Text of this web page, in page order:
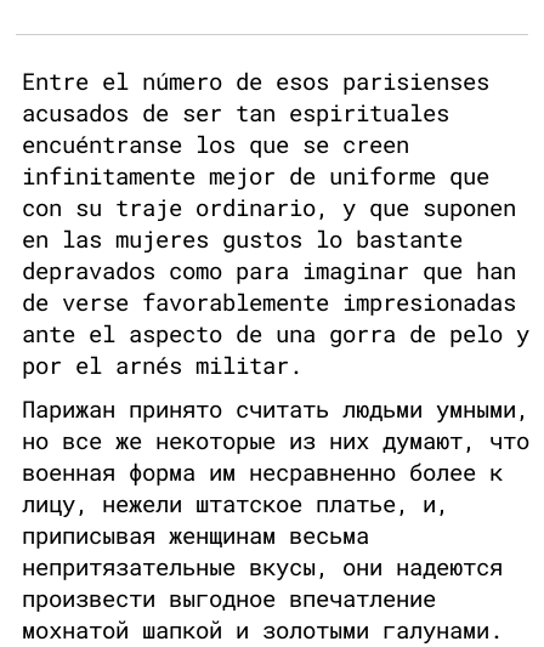
Entre el número de esos parisienses
acusados de ser tan espirituales
encuéntranse los que se creen
infinitamente mejor de uniforme que
con su traje ordinario, y que suponen
en las mujeres gustos lo bastante
depravados como para imaginar que han
de verse favorablemente impresionadas
ante el aspecto de una gorra de pelo y
por el arnés militar.
Парижан принято считать людьми умными,
но все же некоторые из них думают, что
военная форма им несравненно более к
лицу, нежели штатское платье, и,
приписывая женщинам весьма
непритязательные вкусы, они надеются
произвести выгодное впечатление
мохнатой шапкой и золотыми галунами.